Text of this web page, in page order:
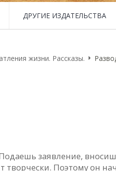
ДРУГИЕ ИЗДАТЕЛЬСТВА
жизни. Рассказы.
заявление,
Поэтому он